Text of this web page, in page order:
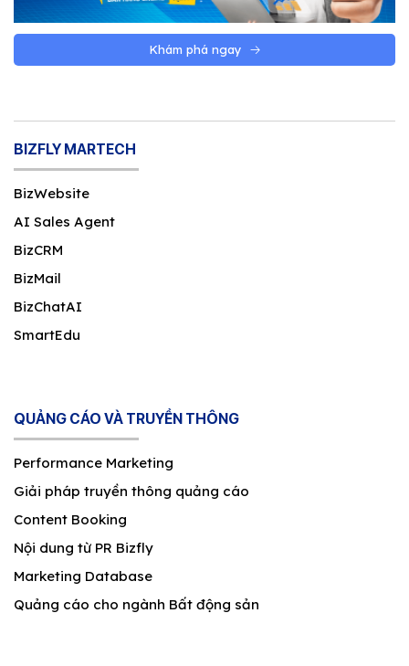
Khám phá ngay
BIZFLY MARTECH
BizWebsite
AI Sales Agent
BizCRM
BizMail
BizChatAI
SmartEdu
QUẢNG CÁO VÀ TRUYỀN THÔNG
Performance Marketing
Giải pháp truyền thông quảng cáo
Content Booking
Nội dung từ PR Bizfly
Marketing Database
Quảng cáo cho ngành Bất động sản